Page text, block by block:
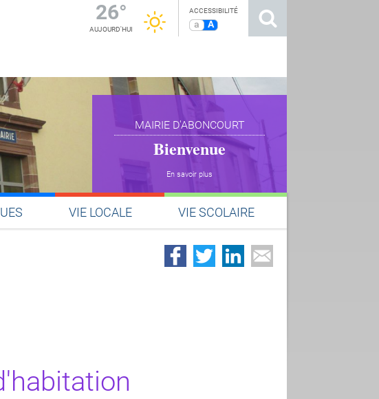
26°
AUJOURD'HUI
ACCESSIBILITÉ
a A
MAIRIE D'ABONCOURT
Bienvenue
En savoir plus
VIE LOCALE VIE SCOLAIRE